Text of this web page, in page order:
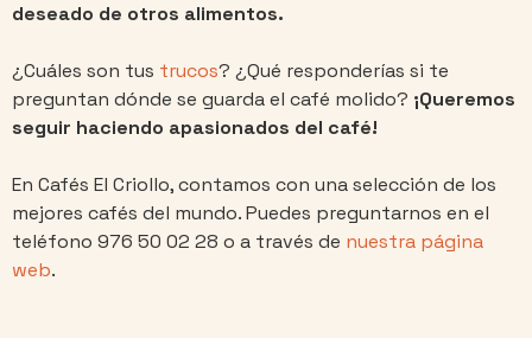
deseado de otros alimentos.
¿Cuáles son tus trucos? ¿Qué responderías si te
preguntan dónde se guarda el café molido? ¡Queremos
seguir haciendo apasionados del café!
En Cafés El Criollo, contamos con una selección de los
mejores cafés del mundo. Puedes preguntarnos en el
teléfono 976 50 02 28 o a través de nuestra página
web.